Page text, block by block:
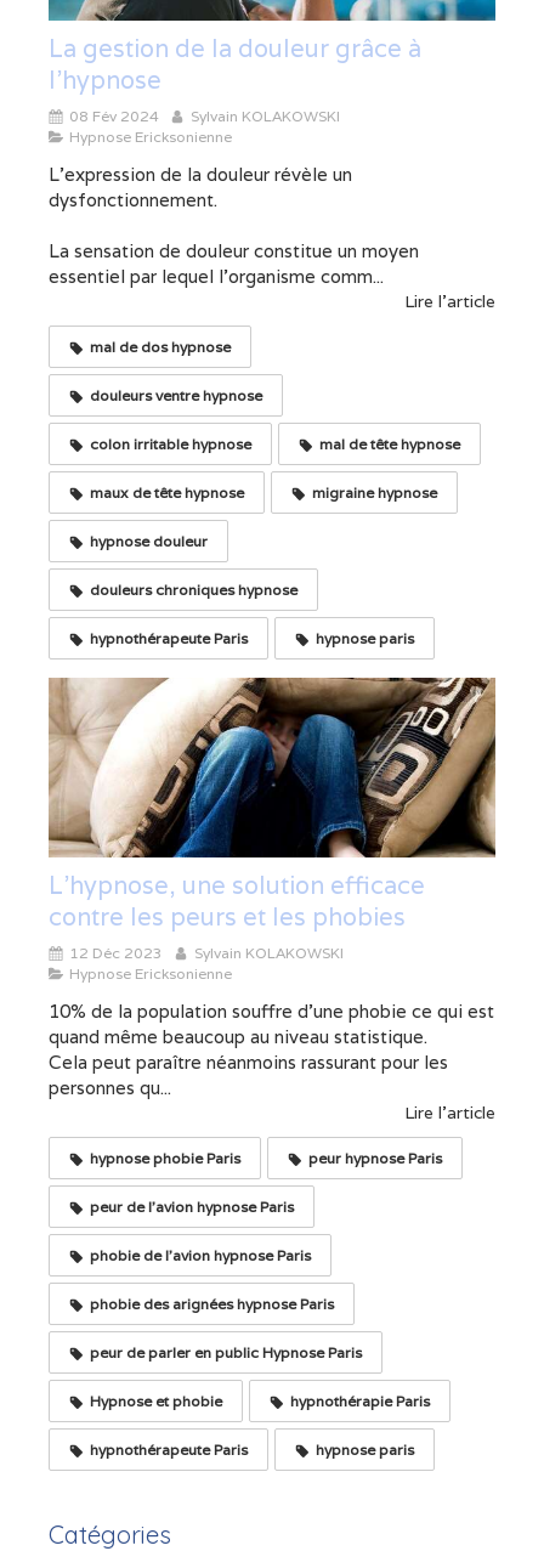
La gestion de la douleur grâce à
l'hypnose
08 Fév 2024
Sylvain KOLAKOWSKI
Hypnose Ericksonienne
L'expression de la douleur révèle un
dysfonctionnement.
La sensation de douleur constitue un moyen
essentiel par lequel l'organisme comm...
Lire l'article
mal de dos hypnose
douleurs ventre hypnose
colon irritable hypnose mal de tête hypnose
maux de tête hypnose migraine hypnose
hypnose douleur
douleurs chroniques hypnose
hypnothérapeute Paris hypnose paris
L'hypnose, une solution efficace
contre les peurs et les phobies
12 Déc 2023
Sylvain KOLAKOWSKI
Hypnose Ericksonienne
10% de la population souffre d’une phobie ce qui est
quand même beaucoup au niveau statistique.
Cela peut paraître néanmoins rassurant pour les
personnes qu...
Lire l'article
hypnose phobie Paris peur hypnose Paris
peur de l'avion hypnose Paris
phobie de l'avion hypnose Paris
phobie des arignées hypnose Paris
peur de parler en public Hypnose Paris
Hypnose et phobie hypnothérapie Paris
hypnothérapeute Paris hypnose paris
Catégories